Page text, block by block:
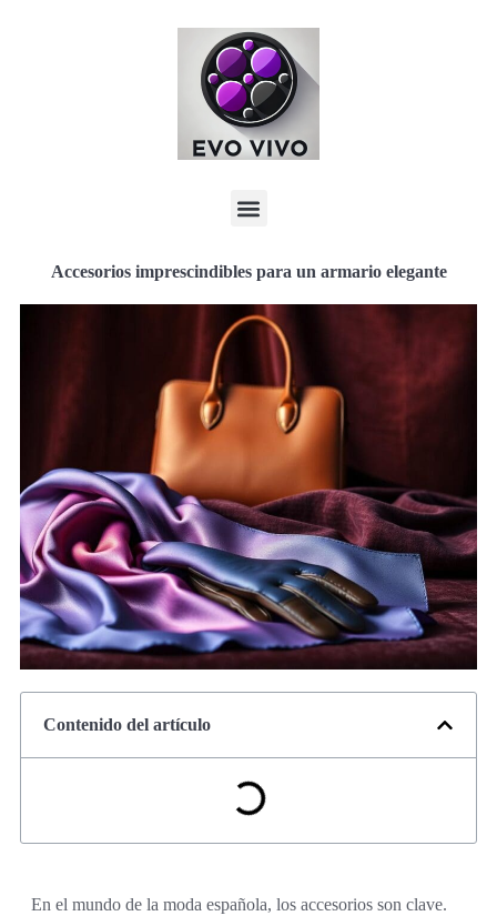
Accesorios imprescindibles para un armario elegante
Contenido del artículo
En el mundo de la moda española, los accesorios son clave.